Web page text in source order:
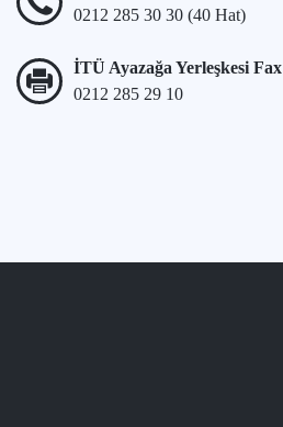
0212 285 30 30 (40 Hat)
İTÜ Ayazağa Yerleşkesi Fax
0212 285 29 10